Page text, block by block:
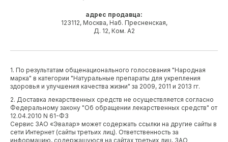
адрес продавца:
123112, Москва, Наб. Пресненская,
Д. 12, Ком. А2
1. По результатам общенационального голосования "Народная
марка" в категории "Натуральные препараты для укрепления
здоровья и улучшения качества жизни" за 2009, 2011 и 2013 гг.
2. Доставка лекарственных средств не осуществляется согласно
Федеральному закону "Об обращении лекарственных средств" от
12.04.2010 N 61-ФЗ
Сервис ЗАО «Эвалар» может содержать ссылки на другие сайты в
сети Интернет (сайты третьих лиц). Ответственность за
информацию, содержащуюся на сайтах третьих лиц, ЗАО